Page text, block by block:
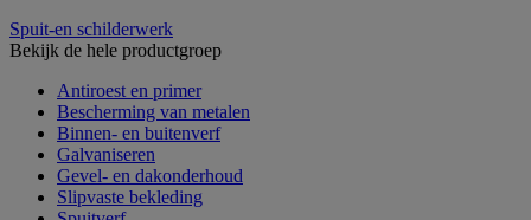
Spuit-en schilderwerk
Bekijk de hele productgroep
Antiroest en primer
Bescherming van metalen
Binnen- en buitenverf
Galvaniseren
Gevel- en dakonderhoud
Slipvaste bekleding